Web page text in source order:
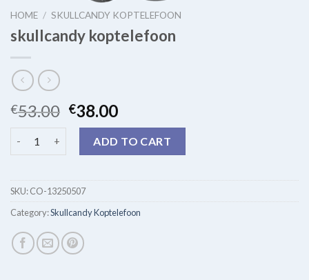
HOME / SKULLCANDY KOPTELEFOON
skullcandy koptelefoon
€53.00 €38.00
ADD TO CART
SKU:CO-13250507
Category:Skullcandy Koptelefoon